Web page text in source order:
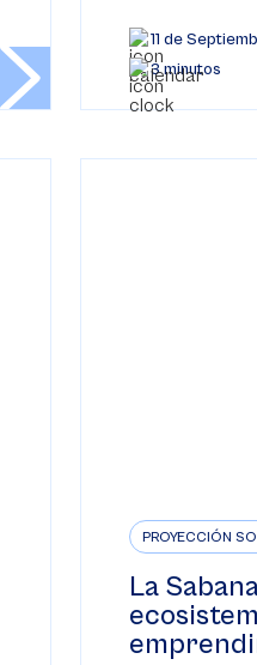
11 de
3 minutos
PROYECCIÓN
La